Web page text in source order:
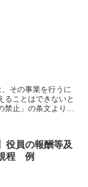
その事業を行うに
ることはできないと
禁止」の条文より特
役員の報酬等及
程 例